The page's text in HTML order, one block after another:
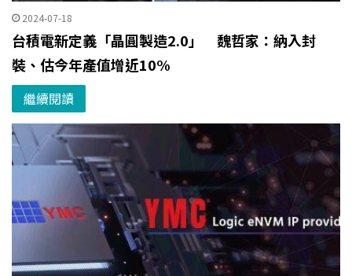
2024-07-18
台積電新定義「晶圓製造2.0」 魏哲家：納入封
裝、估今年產值增近10%
繼續閱讀